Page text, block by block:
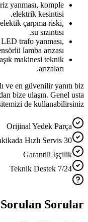
yanması, komple
elektrik kesintisi.
elektik çarpma riski,
su sızıntısı.
trafo yanması,
lamba arızası.
makinesi teknik
arızaları.
ve en güvenilir yanıtı biz
bize ulaşın. Genel usta
de kullanabilirsiniz.
Orijinal Yedek Parça
30 Dakikada Hızlı Servis
Garantili İşçilik
7/24 Teknik Destek
Sorulan Sorular